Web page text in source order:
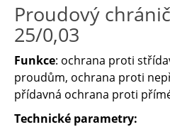
Proudový
25/0,03
Funkce: ochrana proti
proudům, ochrana proti
přídavná ochrana proti
Technické parametry: